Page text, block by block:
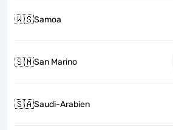
🇼🇸Samoa
🇸🇲San Marino
🇸🇦Saudi-Arabien